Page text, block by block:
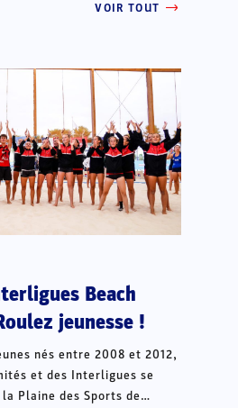
VOIR TOUT
Beach
jeunesse !
nés entre 2008 et 2012,
et des Interligues se
Plaine des Sports de